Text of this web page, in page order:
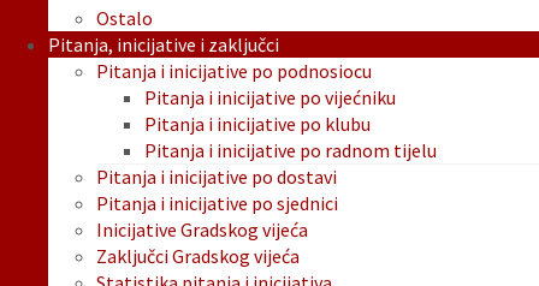
Ostalo
Pitanja, inicijative i zaključci
Pitanja i inicijative po podnosiocu
Pitanja i inicijative po vijećniku
Pitanja i inicijative po klubu
Pitanja i inicijative po radnom tijelu
Pitanja i inicijative po dostavi
Pitanja i inicijative po sjednici
Inicijative Gradskog vijeća
Zaključci Gradskog vijeća